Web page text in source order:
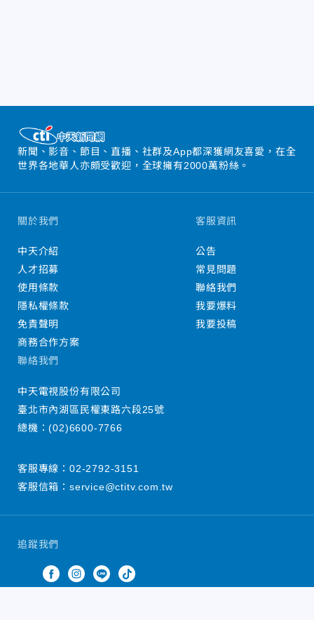
新聞、影音、節目、直播、社群及App都深獲網友喜愛，在全
世界各地華人亦頗受歡迎，全球擁有2000萬粉絲。
追蹤我們
關於我們
中天介紹
人才招募
使用條款
隱私權條款
免責聲明
商務合作方案
客服資訊
公告
常見問題
聯絡我們
我要爆料
我要投稿
聯絡我們
中天電視股份有限公司
臺北市內湖區民權東路六段25號
總機：(02)6600-7766
客服專線： 02-2792-3151
客服信箱： service@ctitv.com.tw